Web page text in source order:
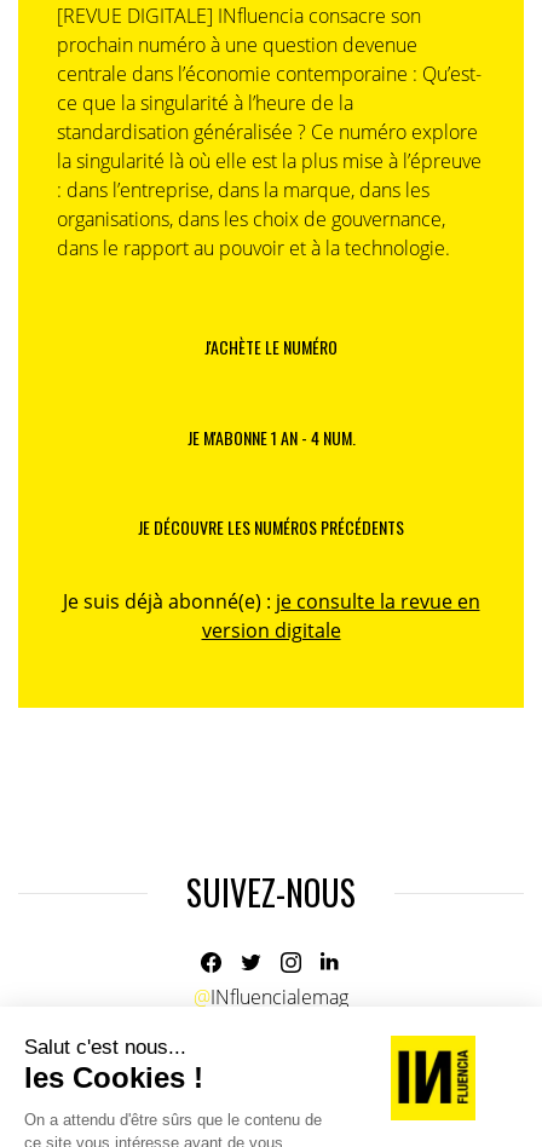
[REVUE DIGITALE] INfluencia consacre son
prochain numéro à une question devenue
centrale dans l’économie contemporaine : Qu’est-
ce que la singularité à l’heure de la
standardisation généralisée ? Ce numéro explore
la singularité là où elle est la plus mise à l’épreuve
: dans l’entreprise, dans la marque, dans les
organisations, dans les choix de gouvernance,
dans le rapport au pouvoir et à la technologie.
J'ACHÈTE LE NUMÉRO
JE M'ABONNE 1 AN - 4 NUM.
JE DÉCOUVRE LES NUMÉROS PRÉCÉDENTS
Je suis déjà abonné(e) : je consulte la revue en
version digitale
SUIVEZ-NOUS
@INfluencialemag